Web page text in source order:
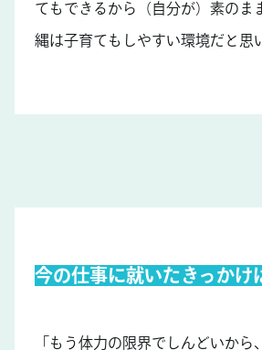
てもできるから（自分が）素のま
縄は子育てもしやすい環境だと思
今の仕事に就いたきっかけ
「もう体力の限界でしんどいから